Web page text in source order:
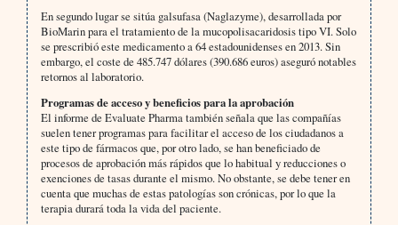
En segundo lugar se sitúa galsufasa (Naglazyme), desarrollada por
BioMarin para el tratamiento de la mucopolisacaridosis tipo VI. Solo
se prescribió este medicamento a 64 estadounidenses en 2013. Sin
embargo, el coste de 485.747 dólares (390.686 euros) aseguró notables
retornos al laboratorio.
Programas de acceso y beneficios para la aprobación
El informe de Evaluate Pharma también señala que las compañías
suelen tener programas para facilitar el acceso de los ciudadanos a
este tipo de fármacos que, por otro lado, se han beneficiado de
procesos de aprobación más rápidos que lo habitual y reducciones o
exenciones de tasas durante el mismo. No obstante, se debe tener en
cuenta que muchas de estas patologías son crónicas, por lo que la
terapia durará toda la vida del paciente.